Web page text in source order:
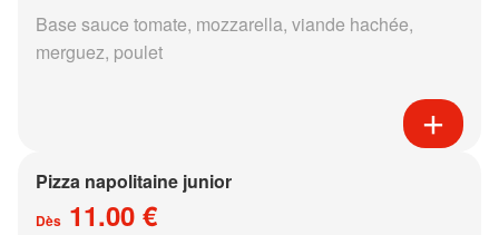
Base sauce tomate, mozzarella, viande hachée,
merguez, poulet
Pizza napolitaine junior
Dès 11.00 €